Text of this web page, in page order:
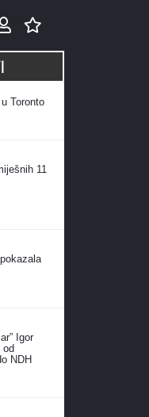
Toronto
11
Igor
od
NDH